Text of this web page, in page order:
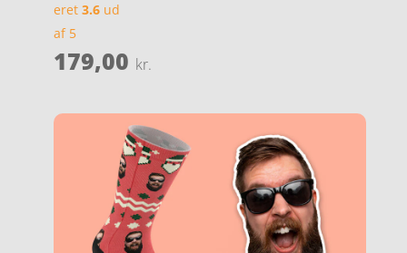
eret 3.6ud
af 5
179,00 kr.